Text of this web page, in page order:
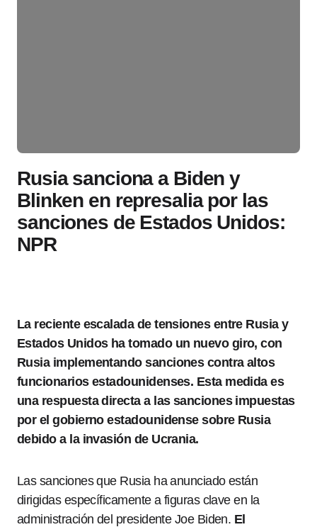
Rusia sanciona a Biden y
Blinken en represalia por las
sanciones de Estados Unidos:
NPR
La reciente escalada de tensiones entre Rusia y
Estados Unidos ha tomado un nuevo giro, con
Rusia implementando sanciones contra altos
funcionarios estadounidenses. Esta medida es
una respuesta directa a las sanciones impuestas
por el gobierno estadounidense sobre Rusia
debido a la invasión de Ucrania.
Las sanciones que Rusia ha anunciado están
dirigidas específicamente a figuras clave en la
administración del presidente Joe Biden. El